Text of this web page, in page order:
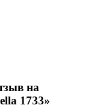
на
1733»